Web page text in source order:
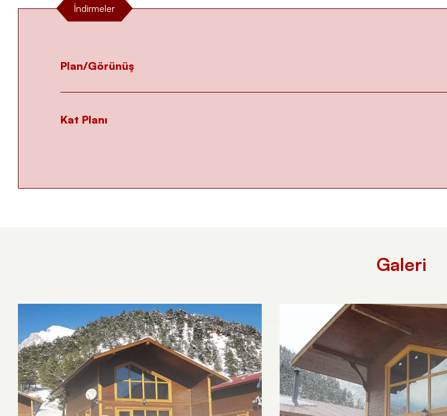
Tümünü Gör
İndirmeler
Plan/Görünüş
Kat Planı
Galeri